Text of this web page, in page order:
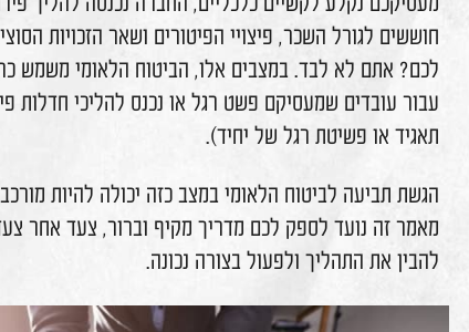
כלכליים, החברה נכנסה להליך פירוק, וכעת אתם
פיצויי הפיטורים ושאר הזכויות הסוציאליות המגיעות
במצבים אלו, הביטוח הלאומי משמש כרשת ביטחון
פשט רגל או נכנס להליכי חדלות פירעון (פירוק
רגל של יחיד).
הלאומי במצב כזה יכולה להיות מורכבת ומבלבלת.